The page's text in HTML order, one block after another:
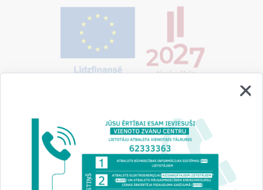
vienotā būves datu reģistrācijas procesa
nodrošināšanai”
līdzfinansē Eiropas Savienība.
https://www.bvkb.gov.lv/lv/buvniecibas-
informacijas-sistemas-pilnveide-vienota-buves-datu-